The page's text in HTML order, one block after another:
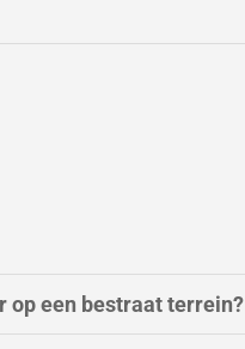
op een bestraat terrein?